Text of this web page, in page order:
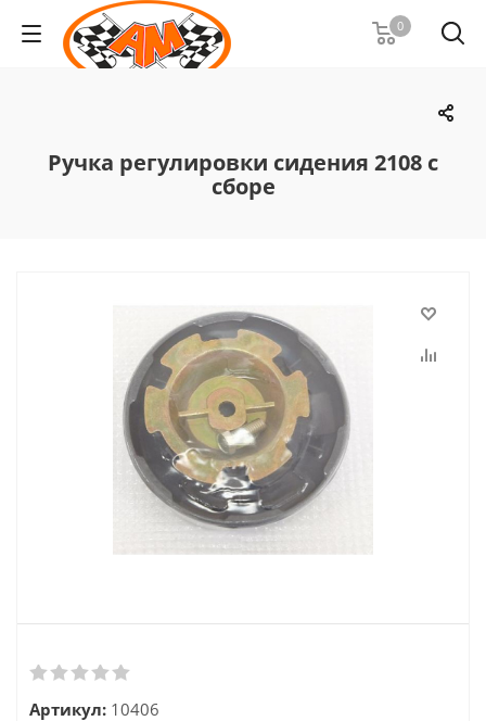
0
Ручка регулировки сидения 2108 с
сборе
Артикул: 10406